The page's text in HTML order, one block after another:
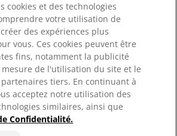
cookies et des technologies
votre utilisation de
des expériences plus
vous. Ces cookies peuvent être
fins, notamment la publicité
de l'utilisation du site et le
tiers. En continuant à
acceptez notre utilisation des
similaires, ainsi que
Confidentialité.